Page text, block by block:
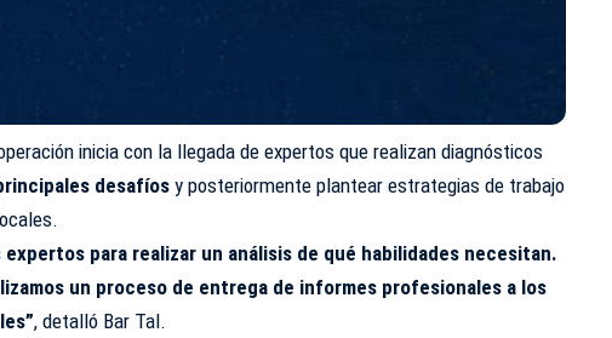
inicia con la llegada de expertos que realizan diagnósticos
desafíosy posteriormente plantear estrategias de trabajo
expertos para realizar un análisis de qué habilidades necesitan.
un proceso de entrega de informes profesionales a los
, detalló Bar Tal.